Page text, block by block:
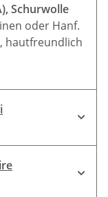
Schurwolle
oder Hanf.
hautfreundlich